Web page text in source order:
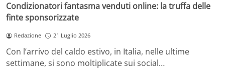
Condizionatori fantasma venduti online: la truffa delle
finte sponsorizzate
Redazione 21 Luglio 2026
Con l’arrivo del caldo estivo, in Italia, nelle ultime
settimane, si sono moltiplicate sui social…